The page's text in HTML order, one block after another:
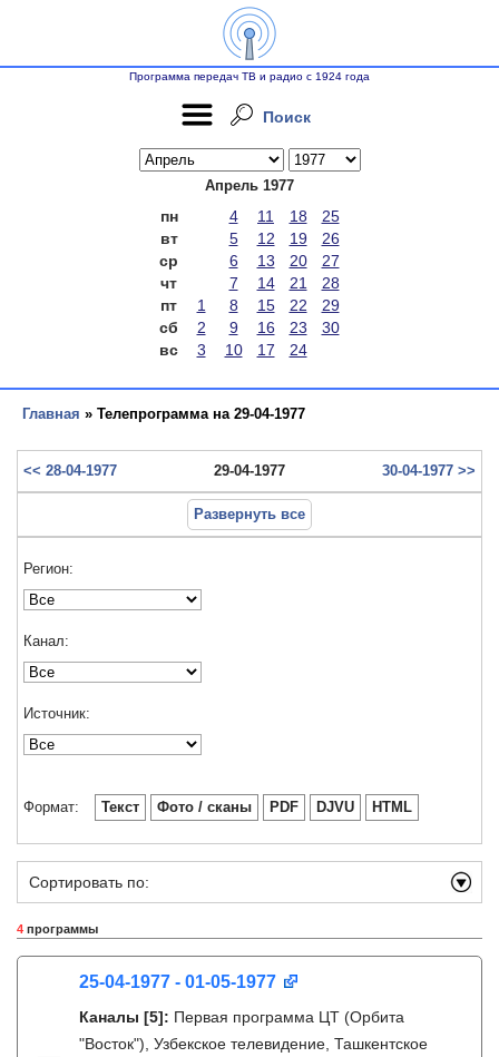
Программа передач ТВ и радио с 1924 года
Поиск
Апрель 1977
пн 4 11 18
25
вт
5 12 19
26
ср
6 13 20
27
чт
7 14 21
28
пт
1 8 15 22
29
сб
2 9 16 23
30
вс
3 10 17 24
Главная » Телепрограмма на 29-04-1977
<< 28-04-1977 29-04-1977 30-04-1977 >>
Развернуть все
Регион:
Канал:
Источник:
Формат: Текст Фото / сканы PDF DJVU HTML
Сортировать по:
4 программы
25-04-1977 - 01-05-1977
Каналы [5]: Первая программа ЦТ (Орбита
"Восток"), Узбекское телевидение, Ташкентское